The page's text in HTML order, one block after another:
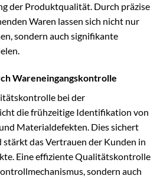
der Produktqualität. Durch präzise
Waren lassen sich nicht nur
sondern auch signifikante
Wareneingangskontrolle
bei der
die frühzeitige Identifikation von
Materialdefekten. Dies sichert
das Vertrauen der Kunden in
Eine effiziente Qualitätskontrolle
sondern auch